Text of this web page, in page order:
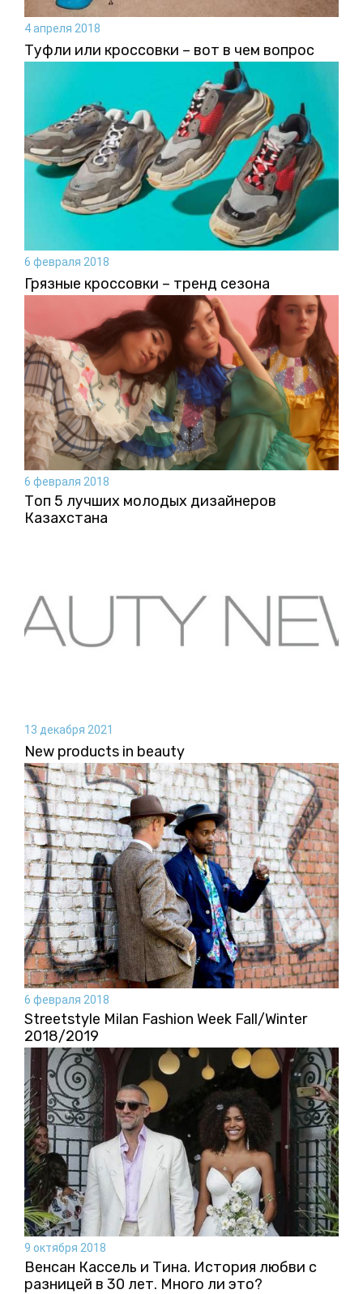
4 апреля 2018
Туфли или кроссовки – вот в чем вопрос
6 февраля 2018
Грязные кроссовки – тренд сезона
6 февраля 2018
Топ 5 лучших молодых дизайнеров
Казахстана
13 декабря 2021
New products in beauty
6 февраля 2018
Streetstyle Milan Fashion Week Fall/Winter
2018/2019
9 октября 2018
Венсан Кассель и Тина. История любви с
разницей в 30 лет. Много ли это?